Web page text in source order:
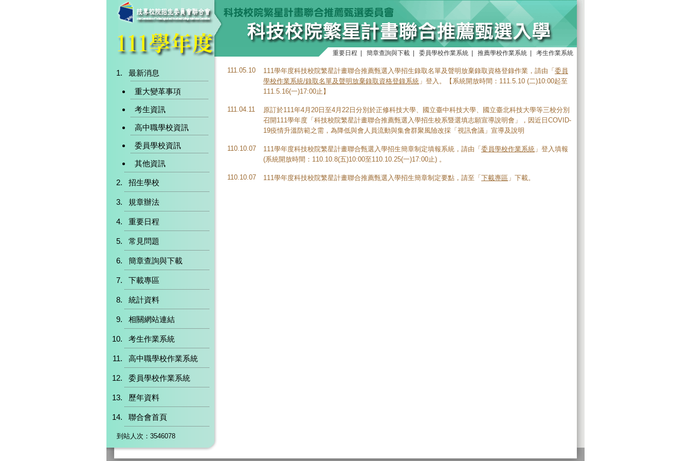
重要日程 簡章查詢與下載 委員學校作業系統 推薦學校作業系統 考生作業系統
最新消息
重大變革事項
考生資訊
高中職學校資訊
委員學校資訊
其他資訊
招生學校
規章辦法
重要日程
常見問題
簡章查詢與下載
下載專區
統計資料
相關網站連結
考生作業系統
高中職學校作業系統
委員學校作業系統
歷年資料
聯合會首頁
到站人次：3546078
111.05.10 111學年度科技校院繁星計畫聯合推薦甄選入學招生錄取名單及聲明放棄錄取資格登錄作業，請由「 委員
學校作業系統/錄取名單及聲明放棄錄取資格登錄系統 」登入。【系統開放時間：111.5.10 (二)10:00起至
111.5.16(一)17:00止】
111.04.11
原訂於111年4月20日至4月22日分別於正修科技大學、國立臺中科技大學、國立臺北科技大學等三校分別
召開111學年度「科技校院繁星計畫聯合推薦甄選入學招生校系暨選填志願宣導說明會」，因近日COVID-
19疫情升溫防範之需，為降低與會人員流動與集會群聚風險改採「視訊會議」宣導及說明
110.10.07 111學年度科技校院繁星計畫聯合甄選入學招生簡章制定填報系統，請由「 委員學校作業系統 」登入填報
(系統開放時間：110.10.8(五)10:00至110.10.25(一)17:00止) 。
110.10.07 111學年度科技校院繁星計畫聯合推薦甄選入學招生簡章制定要點，請至「 下載專區 」下載。